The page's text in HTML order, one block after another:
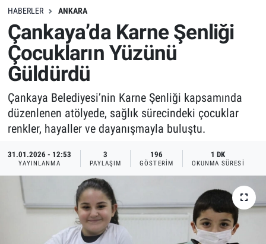
HABERLER ANKARA
Çankaya’da Karne Şenliği
Çocukların Yüzünü
Güldürdü
Çankaya Belediyesi’nin Karne Şenliği kapsamında
düzenlenen atölyede, sağlık sürecindeki çocuklar
renkler, hayaller ve dayanışmayla buluştu.
31.01.2026 - 12:53
YAYINLANMA
3
PAYLAŞIM
196
GÖSTERIM
1 DK
OKUNMA SÜRESI